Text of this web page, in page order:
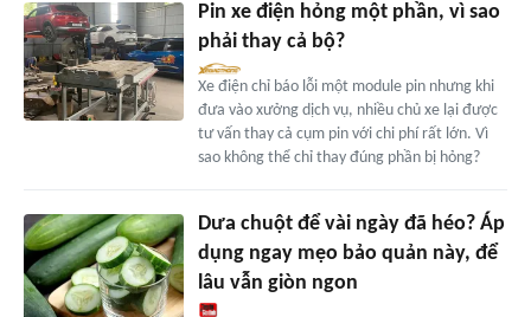
Pin xe điện hỏng một phần, vì sao
phải thay cả bộ?
Xe điện chỉ báo lỗi một module pin nhưng khi
đưa vào xưởng dịch vụ, nhiều chủ xe lại được
tư vấn thay cả cụm pin với chi phí rất lớn. Vì
sao không thể chỉ thay đúng phần bị hỏng?
Dưa chuột để vài ngày đã héo? Áp
dụng ngay mẹo bảo quản này, để
lâu vẫn giòn ngon